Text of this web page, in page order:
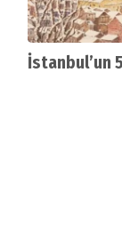
İstanbul’un